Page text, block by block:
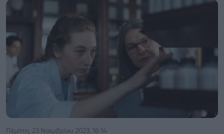
Πέμπτη, 23 Νοεμβρίου 2023, 16:14